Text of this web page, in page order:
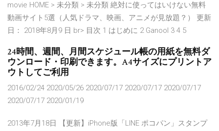
movie HOME > 未分類 > 未分類 絶対に使ってはいけない無料
動画サイト5選（人気ドラマ、映画、アニメが見放題？） 更新
日： 2018年8月9 日 br> 目次 1 はじめに 2 Ganool 3 4 5
24時間、週間、月間スケジュール帳の用紙を無料ダ
ウンロード・印刷できます。A4サイズにプリントア
ウトしてご利用
2016/02/24 2020/05/26 2020/07/17 2020/07/17 2020/07/17
2020/07/17 2020/01/19
2013年7月18日 【更新】iPhone版「LINE ポコパン」スタンプ